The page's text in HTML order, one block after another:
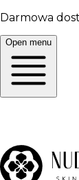
Darmowa
Open menu